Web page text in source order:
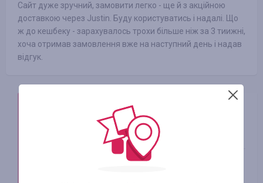
Сайт дуже зручний, замовити легко - ще й з акційною
доставкою через Justin. Буду користуватись і надалі. Що
ж до кешбеку - зарахувалось трохи більше ніж за 3 тиижні,
хоча отримав замовлення вже на наступний день і надав
відгук.
Smarty Sale
04.06.2021